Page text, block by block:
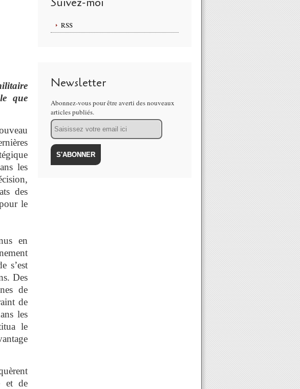
que
les
des
le
en
s’est
Des
de
de
les
le
et de
RSS
Newsletter
Abonnez-vous pour être averti des nouveaux
articles publiés.
Email